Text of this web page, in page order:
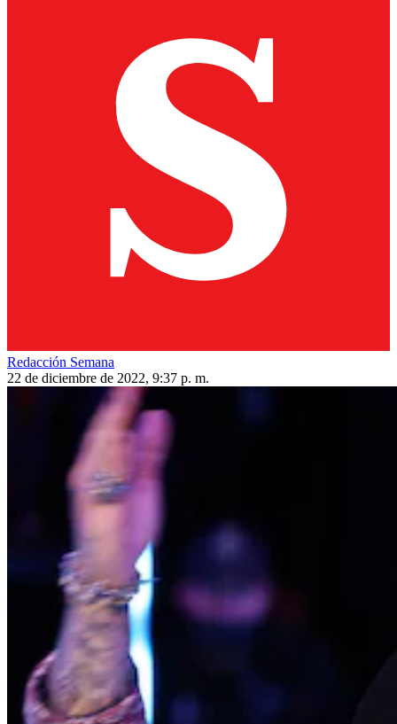
Redacción Semana
22 de diciembre de 2022, 9:37 p. m.